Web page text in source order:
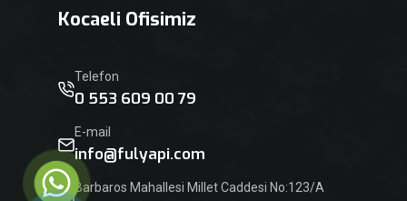
Kocaeli Ofisimiz
Telefon
0 553 609 00 79
E-mail
info@fulyapi.com
Barbaros Mahallesi Millet Caddesi No:123/A